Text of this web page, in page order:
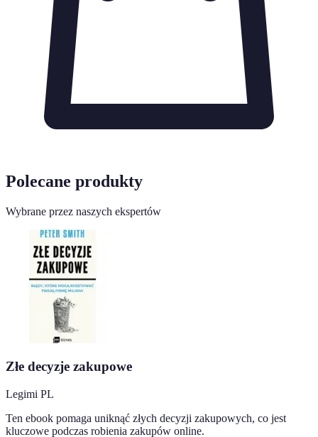
Polecane produkty
Wybrane przez naszych ekspertów
Złe decyzje zakupowe
Legimi PL
Ten ebook pomaga uniknąć złych decyzji zakupowych, co jest
kluczowe podczas robienia zakupów online.